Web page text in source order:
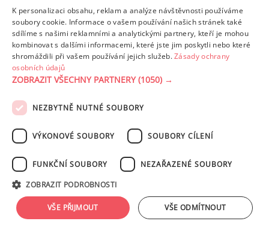
Tuk
z toho nas. mastné kyseliny
25.93 g
4.36 g
Detailní rozpis
PODMÍNKY UŽITÍ ZÁSADY OCHRANY OSOBNÍCH ÚDAJŮ
NASTAVENÍ COOKIES
tohoto serveru je bez písemného souhlasu provozovatele zakázáno.
Design: Eva Roverová
K personalizaci obsahu, reklam a analýze návštěvnosti používáme
soubory cookie. Informace o vašem používání našich stránek také
sdílíme s našimi reklamními a analytickými partnery, kteří je mohou
kombinovat s dalšími informacemi, které jste jim poskytli nebo které
shromáždili při vašem používání jejich služeb.Zásady ochrany
osobních údajů
ZOBRAZIT VŠECHNY PARTNERY(1050) →
NEZBYTNĚ NUTNÉ SOUBORY
VÝKONOVÉ SOUBORY SOUBORY CÍLENÍ
FUNKČNÍ SOUBORY NEZAŘAZENÉ SOUBORY
ZOBRAZIT PODROBNOSTI
VŠE PŘIJMOUT VŠE ODMÍTNOUT